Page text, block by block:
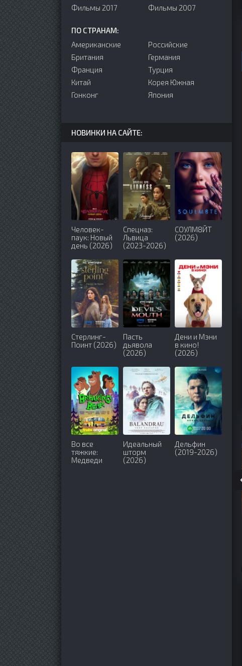
Фильмы 2017
Фильмы 2007
ПО СТРАНАМ:
Американские
Британия
Франция
Китай
Гонконг
Российские
Германия
Турция
Корея Южная
Япония
НОВИНКИ НА САЙТЕ:
Человек-
паук: Новый
день (2026)
Спецназ:
Львица
(2023-2026)
СОУЛМ8ЙТ
(2026)
Стерлинг-
Поинт (2026)
Пасть
дьявола
(2026)
Дени и Мэни
в кино!
(2026)
Во все
тяжкие:
Медведи
Идеальный
шторм
(2026)
Дельфин
(2019-2026)